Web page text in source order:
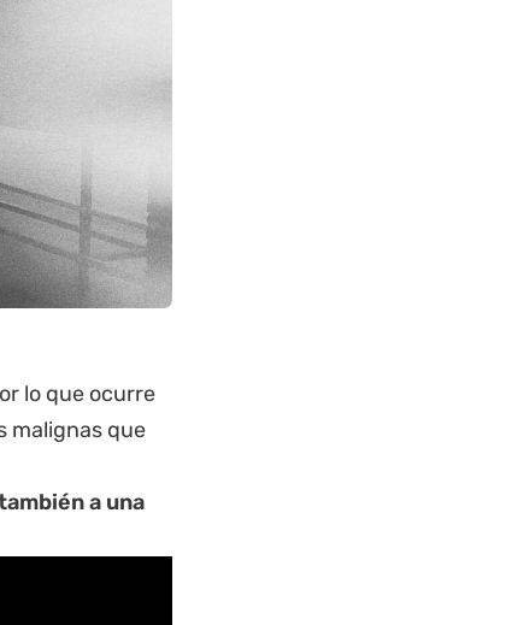
lo que ocurre
malignas que
a una